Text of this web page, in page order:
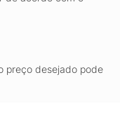
preço desejado pode